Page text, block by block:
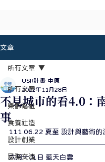
文章
所有文章
樂齡福祉
食養社造
設計創業
國際交流
所有文章
不見城市的看4.0：
事
USR計畫 中原
2022年11月28日
111.06.22 夏至 設計與藝術的
六月十九日 藍天白雲